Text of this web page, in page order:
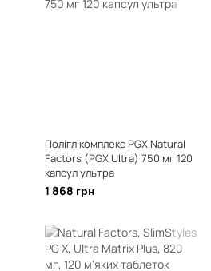
Поліглікомплекс PGX Natural
Factors (PGX Ultra) 750 мг 120
капсул ультра
1 868 грн